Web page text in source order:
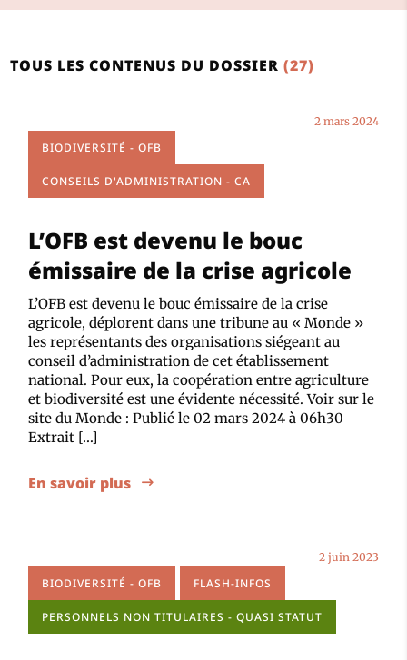
TOUS LES CONTENUS DU DOSSIER(27)
BIODIVERSITÉ - OFB
CONSEILS D'ADMINISTRATION - CA
2 mars 2024
L’OFB est devenu le bouc
émissaire de la crise agricole
L’OFB est devenu le bouc émissaire de la crise
agricole, déplorent dans une tribune au « Monde »
les représentants des organisations siégeant au
conseil d’administration de cet établissement
national. Pour eux, la coopération entre agriculture
et biodiversité est une évidente nécessité. Voir sur le
site du Monde : Publié le 02 mars 2024 à 06h30
Extrait […]
En savoir plus
BIODIVERSITÉ - OFB FLASH-INFOS
PERSONNELS NON TITULAIRES - QUASI STATUT
2 juin 2023